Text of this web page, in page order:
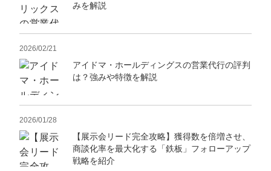
みを解説
2026/02/21
アイドマ・ホールディングスの営業代行の評判
は？強みや特徴を解説
2026/01/28
【展示会リード完全攻略】獲得数を倍増させ、
商談化率を最大化する「鉄板」フォローアップ
戦略を紹介